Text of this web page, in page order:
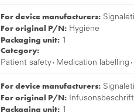
For device manufacturers:
For original P/N: Hygiene
Packaging unit: 1
Category:
Patient safety , Medication labelling ,
For device manufacturers:
For original P/N:
Packaging unit: 1